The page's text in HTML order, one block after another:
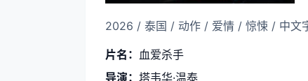
2026 / 泰国 / 动作 / 爱情 / 惊悚 / 中文
片名： 血爱杀手
导演： 塔韦华·温泰